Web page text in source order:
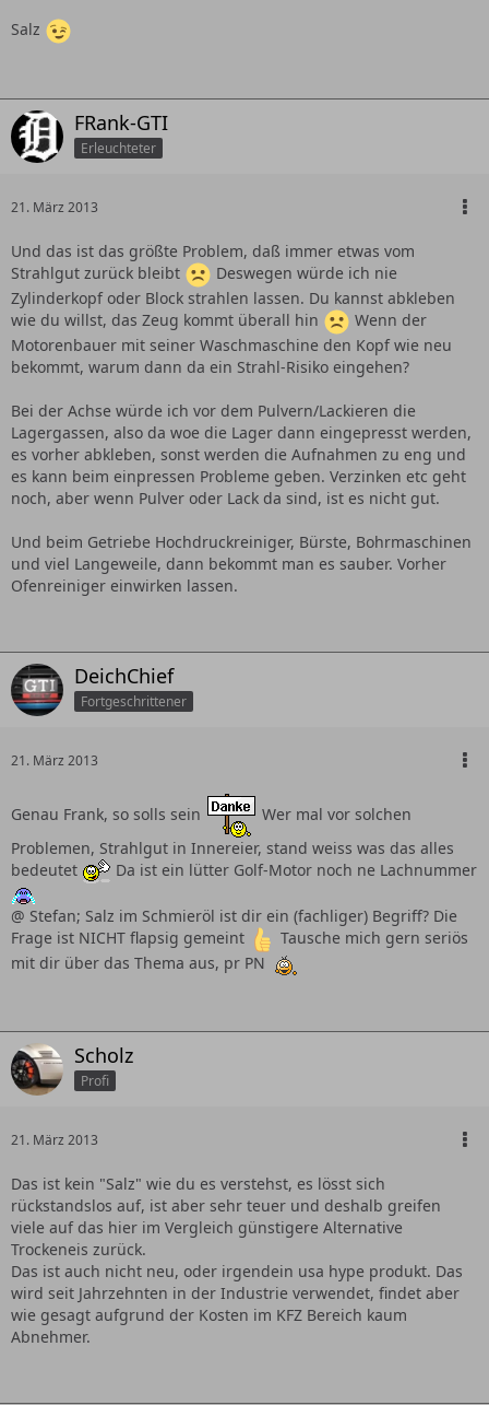
Salz
FRank-GTI
Erleuchteter
21. März 2013
Und das ist das größte Problem, daß immer etwas vom
Strahlgut zurück bleibt
Deswegen würde ich nie
Zylinderkopf oder Block strahlen lassen. Du kannst abkleben
wie du willst, das Zeug kommt überall hin
Wenn der
Motorenbauer mit seiner Waschmaschine den Kopf wie neu
bekommt, warum dann da ein Strahl-Risiko eingehen?
Bei der Achse würde ich vor dem Pulvern/Lackieren die
Lagergassen, also da woe die Lager dann eingepresst werden,
es vorher abkleben, sonst werden die Aufnahmen zu eng und
es kann beim einpressen Probleme geben. Verzinken etc geht
noch, aber wenn Pulver oder Lack da sind, ist es nicht gut.
Und beim Getriebe Hochdruckreiniger, Bürste, Bohrmaschinen
und viel Langeweile, dann bekommt man es sauber. Vorher
Ofenreiniger einwirken lassen.
DeichChief
Fortgeschrittener
21. März 2013
Genau Frank, so solls sein
Wer mal vor solchen
Problemen, Strahlgut in Innereier, stand weiss was das alles
bedeutet
Da ist ein lütter Golf-Motor noch ne Lachnummer
@ Stefan; Salz im Schmieröl ist dir ein (fachliger) Begriff? Die
Frage ist NICHT flapsig gemeint
Tausche mich gern seriös
mit dir über das Thema aus, pr PN
Scholz
Profi
21. März 2013
Das ist kein "Salz" wie du es verstehst, es lösst sich
rückstandslos auf, ist aber sehr teuer und deshalb greifen
viele auf das hier im Vergleich günstigere Alternative
Trockeneis zurück.
Das ist auch nicht neu, oder irgendein usa hype produkt. Das
wird seit Jahrzehnten in der Industrie verwendet, findet aber
wie gesagt aufgrund der Kosten im KFZ Bereich kaum
Abnehmer.